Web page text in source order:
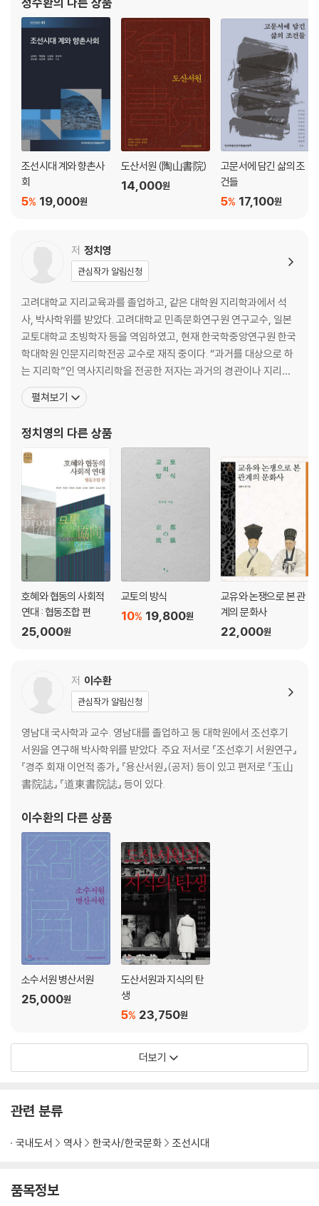
조선시대 계와 향촌사
회
19,000원
5%
도산서원 (陶山書院)
14,000원
고문서에 담긴 삶의 조
건들
17,100원
5%
저 정치영
관심작가 알림신청
고려대학교 지리교육과를 졸업하고, 같은 대학원 지리학과에서 석
사, 박사학위를 받았다. 고려대학교 민족문화연구원 연구교수, 일본
교토대학교 초빙학자 등을 역임하였고, 현재 한국학중앙연구원 한국
학대학원 인문지리학전공 교수로 재직 중이다. “과거를 대상으로 하
는 지리학”인 역사지리학을 전공한 저자는 과거의 경관이나 지리적
상황을 복원하고, 각 지역의 환경에 적응하여 사람들이 만들어 낸 지
역 문화를 연구하고 있다. 지은 책으로는 『지리산지 농업과 촌락 연
관광』(2023), 『지리지를 이용한 조선시대 지역지리의 복원』
펼쳐보기
정치영의 다른 상품
호혜와 협동의 사회적
연대 : 협동조합 편
25,000원
교토의 방식
19,800원
10%
교유와 논쟁으로 본 관
계의 문화사
22,000원
저 이수환
관심작가 알림신청
영남대 국사학과 교수. 영남대를 졸업하고 동 대학원에서 조선후기
서원을 연구해 박사학위를 받았다. 주요 저서로 『조선후기 서원연구』
『경주 회재 이언적 종가』 『용산서원』(공저) 등이 있고 편저로 『玉山
書院誌』 『道東書院誌』 등이 있다.
이수환의 다른 상품
소수서원 병산서원
25,000원
도산서원과 지식의 탄
생
23,750원
5%
더보기
관련 분류
국내도서 역사 한국사/한국문화 조선시대
품목정보